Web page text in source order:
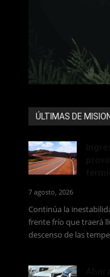
ÚLTIMAS DE
7 agosto, 2026
Continúa la
frente frío que traerá
descenso de las